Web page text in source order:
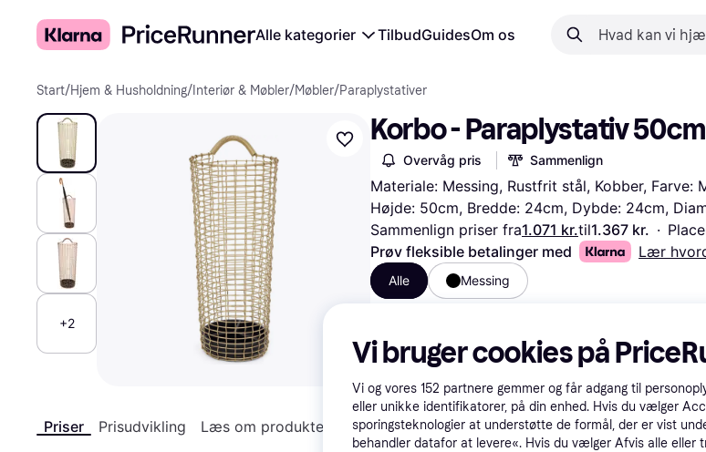
Alle kategorier TilbudGuidesOm os
Start/Hjem & Husholdning/ Interiør & Møbler/Møbler/Paraplystativer
+2
Korbo - Paraplystativ 50cm
Overvåg pris Sammenlign
Materiale: Messing, Rustfrit stål, Kobber, Farve:
Højde: 50cm, Bredde: 24cm, Dybde: 24cm,
Sammenlign priser fra1.071 kr.til1.367 kr. ·
Prøv fleksible betalinger med
Lær
Alle Messing
Priser Prisudvikling Læs om produktet Specifikationer
Vi bruger cookies på
Vi og vores 152 partnere gemmer og får adgang til
eller unikke identifikatorer, på din enhed. Hvis du vælger
sporingsteknologier at understøtte de formål, der er vist
behandler datafor at levere«. Hvis du vælger Afvis alle